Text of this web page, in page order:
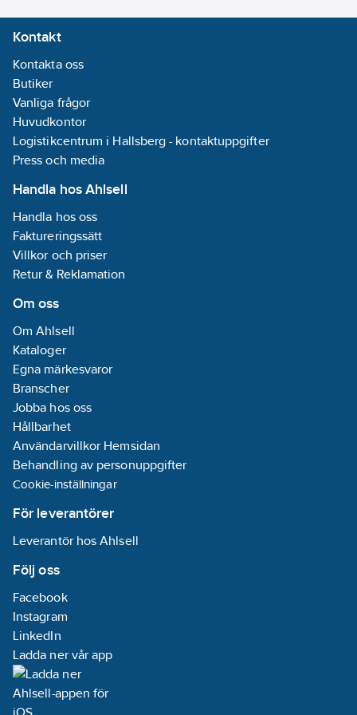
Kontakt
Kontakta oss
Butiker
Vanliga frågor
Huvudkontor
Logistikcentrum i Hallsberg - kontaktuppgifter
Press och media
Handla hos Ahlsell
Handla hos oss
Faktureringssätt
Villkor och priser
Retur & Reklamation
Om oss
Om Ahlsell
Kataloger
Egna märkesvaror
Branscher
Jobba hos oss
Hållbarhet
Användarvillkor Hemsidan
Behandling av personuppgifter
Cookie-inställningar
För leverantörer
Leverantör hos Ahlsell
Följ oss
Facebook
Instagram
LinkedIn
Ladda ner vår app